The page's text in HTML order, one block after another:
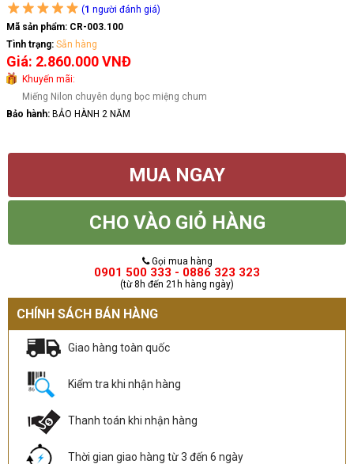
(1 người đánh giá)
Mã sản phẩm: CR-003.100
Tình trạng: Sẵn hàng
Giá: 2.860.000 VNĐ
Khuyến mãi:
Miếng Nilon chuyên dụng bọc miệng chum
Bảo hành: BẢO HÀNH 2 NĂM
MUA NGAY
CHO VÀO GIỎ HÀNG
Gọi mua hàng
0901 500 333 - 0886 323 323
(từ 8h đến 21h hàng ngày)
CHÍNH SÁCH BÁN HÀNG
Giao hàng toàn quốc
Kiểm tra khi nhận hàng
Thanh toán khi nhận hàng
Thời gian giao hàng từ 3 đến 6 ngày